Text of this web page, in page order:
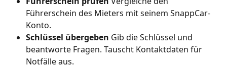
Führerschein des Mieters mit seinem SnappCar-
Konto.
Schlüssel übergeben Gib die Schlüssel und
beantworte Fragen. Tauscht Kontaktdaten für
Notfälle aus.